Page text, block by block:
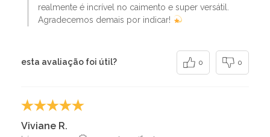
realmente é incrível no caimento e super versátil.
Agradecemos demais por indicar!
esta avaliação foi útil? 0 0
Viviane R.